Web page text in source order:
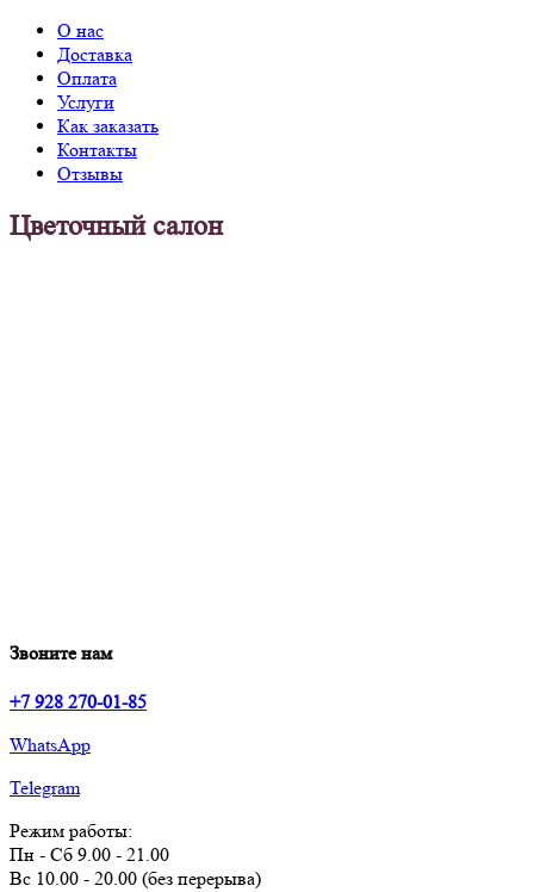
О нас
Доставка
Оплата
Услуги
Как заказать
Контакты
Отзывы
Цветочный салон
Звоните нам
+7 928 270-01-85
WhatsApp
Telegram
Режим работы:
Пн - Сб 9.00 - 21.00
Вс 10.00 - 20.00 (без перерыва)